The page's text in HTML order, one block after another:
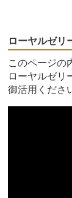
ローヤルゼリ
このページの
ローヤルゼリ
御活用くださ